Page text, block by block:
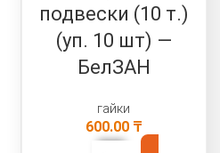
подвески (10 т.)
(уп. 10 шт) —
БелЗАН
гайки
600.00 ₸